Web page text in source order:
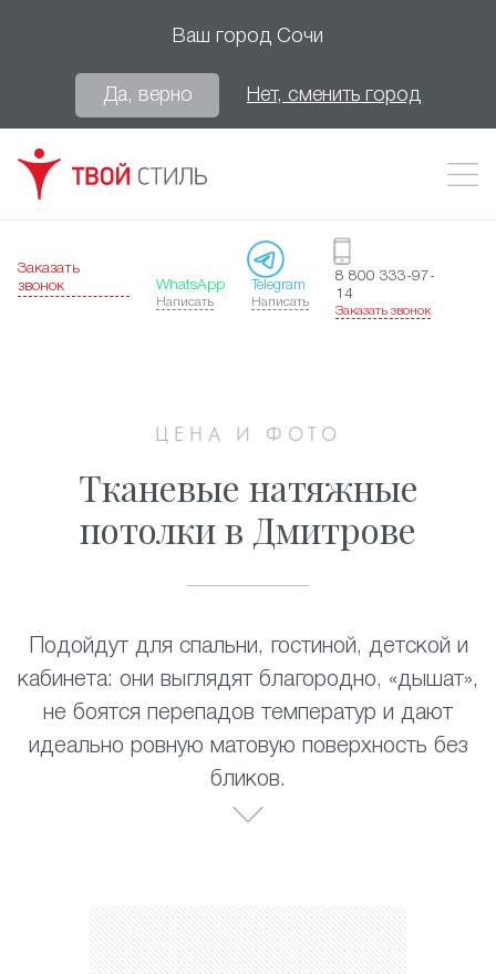
Ваш город Сочи
Да, верно Нет, сменить город
Заказать
звонок
WhatsApp
Написать
Telegram
Написать
8 800 333-97-
14
Заказать звонок
ЦЕНА И ФОТО
Тканевые натяжные
потолки в Дмитрове
Подойдут для спальни, гостиной, детской и
кабинета: они выглядят благородно, «дышат»,
не боятся перепадов температур и дают
идеально ровную матовую поверхность без
бликов.